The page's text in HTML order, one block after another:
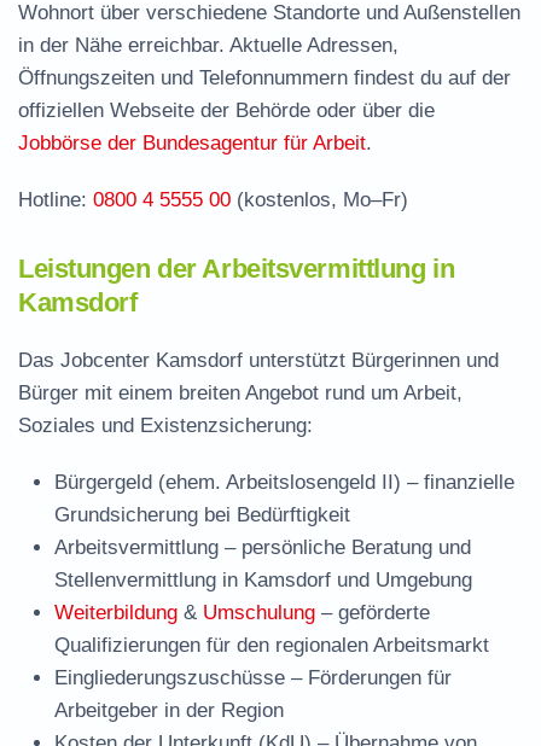
Jobcenter Saalfeld-Rudolstadt – zuständige
Stelle
Stellenangebote und Jobbörse in Kamsdorf
Häufige Fragen rund ums Jobcenter
Wohnort über verschiedene Standorte und Außenstellen
in der Nähe erreichbar. Aktuelle Adressen,
Öffnungszeiten und Telefonnummern findest du auf der
offiziellen Webseite der Behörde oder über die
Jobbörse der Bundesagentur für Arbeit.
Hotline: 0800 4 5555 00 (kostenlos, Mo–Fr)
Leistungen der Arbeitsvermittlung in
Kamsdorf
Das Jobcenter Kamsdorf unterstützt Bürgerinnen und
Bürger mit einem breiten Angebot rund um Arbeit,
Soziales und Existenzsicherung:
Bürgergeld (ehem. Arbeitslosengeld II) – finanzielle
Grundsicherung bei Bedürftigkeit
Arbeitsvermittlung – persönliche Beratung und
Stellenvermittlung in Kamsdorf und Umgebung
Weiterbildung & Umschulung – geförderte
Qualifizierungen für den regionalen Arbeitsmarkt
Eingliederungszuschüsse – Förderungen für
Arbeitgeber in der Region